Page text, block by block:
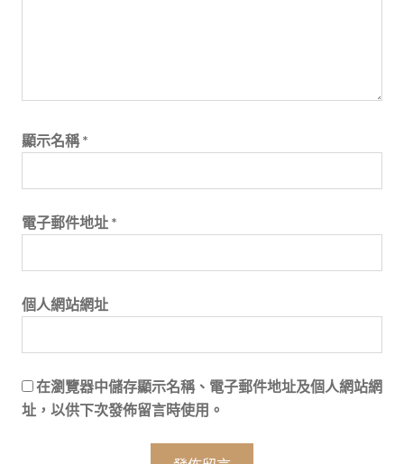
顯示名稱*
電子郵件地址 *
個人網站網址
在瀏覽器中儲存顯示名稱、電子郵件地址及個人網站網
址，以供下次發佈留言時使用。